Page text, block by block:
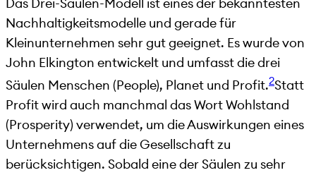
Das Drei-Säulen-Modell ist eines der bekanntesten
Nachhaltigkeitsmodelle und gerade für
Kleinunternehmen sehr gut geeignet. Es wurde von
John Elkington entwickelt und umfasst die drei
Säulen Menschen (People), Planet und Profit.2Statt
Profit wird auch manchmal das Wort Wohlstand
(Prosperity) verwendet, um die Auswirkungen eines
Unternehmens auf die Gesellschaft zu
berücksichtigen. Sobald eine der Säulen zu sehr